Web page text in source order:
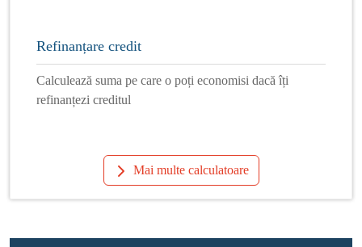
Refinanțare credit
Calculează suma pe care o poți economisi dacă îți
refinanțezi creditul
Mai multe calculatoare